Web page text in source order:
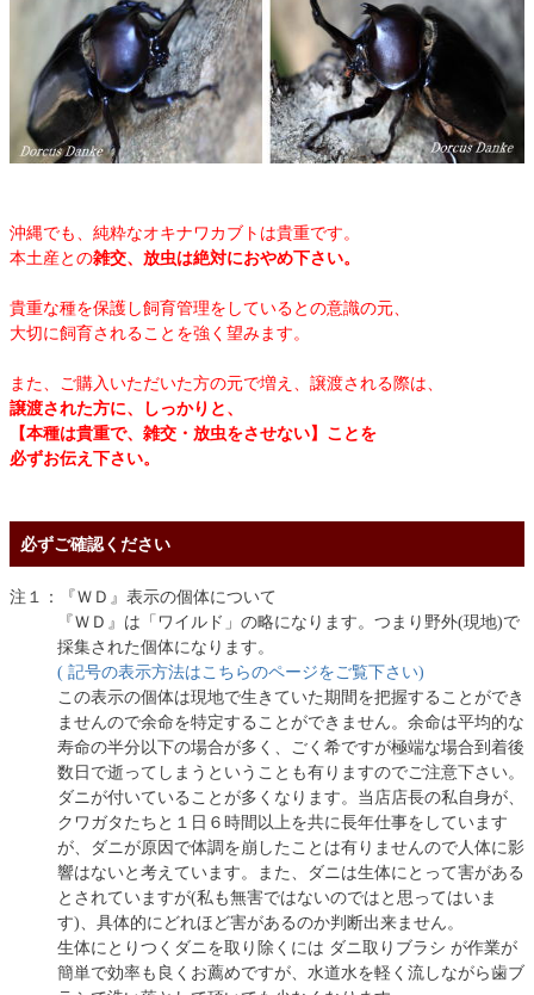
沖縄でも、純粋なオキナワカブトは貴重です。
本土産との雑交、放虫は絶対におやめ下さい。
貴重な種を保護し飼育管理をしているとの意識の元、
大切に飼育されることを強く望みます。
また、ご購入いただいた方の元で増え、譲渡される際は、
譲渡された方に、しっかりと、
【本種は貴重で、雑交・放虫をさせない】ことを
必ずお伝え下さい。
必ずご確認ください
注１：『ＷＤ』表示の個体について
『ＷＤ』は「ワイルド」の略になります。つまり野外(現地)で
採集された個体になります。
( 記号の表示方法はこちらのページをご覧下さい)
この表示の個体は現地で生きていた期間を把握することができ
ませんので余命を特定することができません。余命は平均的な
寿命の半分以下の場合が多く、ごく希ですが極端な場合到着後
数日で逝ってしまうということも有りますのでご注意下さい。
ダニが付いていることが多くなります。当店店長の私自身が、
クワガタたちと１日６時間以上を共に長年仕事をしています
が、ダニが原因で体調を崩したことは有りませんので人体に影
響はないと考えています。また、ダニは生体にとって害がある
とされていますが(私も無害ではないのではと思ってはいま
す)、具体的にどれほど害があるのか判断出来ません。
生体にとりつくダニを取り除くには ダニ取りブラシ が作業が
簡単で効率も良くお薦めですが、水道水を軽く流しながら歯ブ